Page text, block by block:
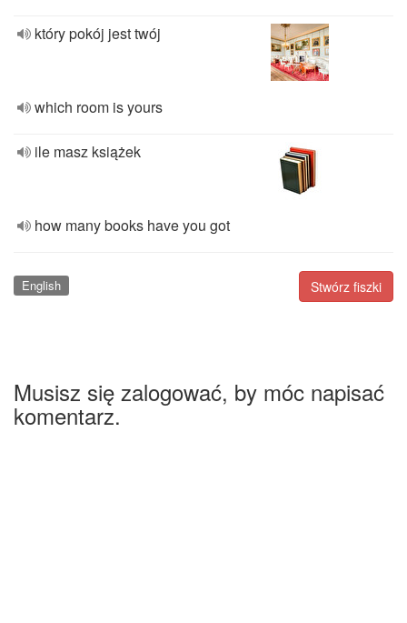
który pokój jest twój
which room is yours
ile masz książek
how many books have you got
Stwórz fiszki
English
Musisz się zalogować, by móc napisać
komentarz.